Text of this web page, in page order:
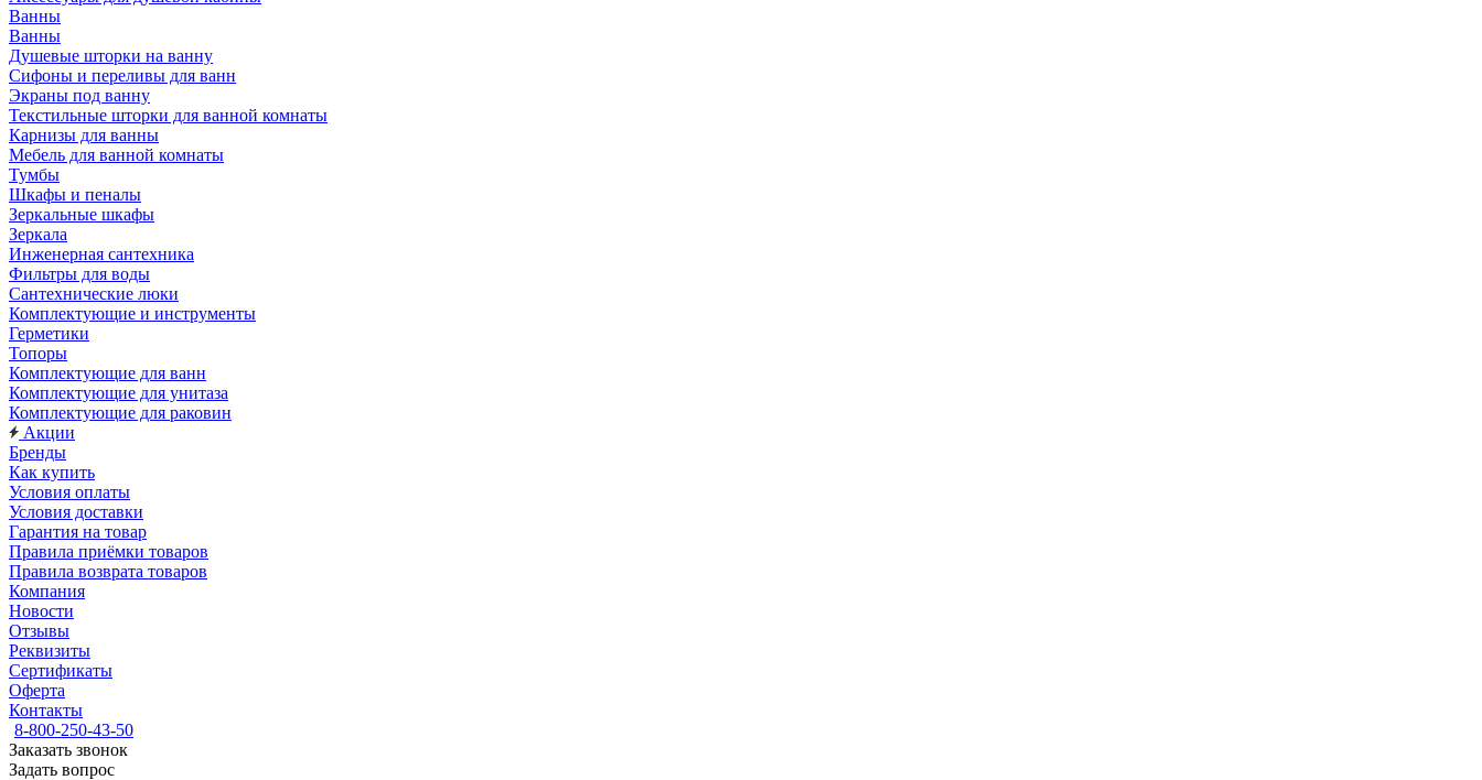
Ванны
Ванны
Душевые шторки на ванну
Сифоны и переливы для ванн
Экраны под ванну
Текстильные шторки для ванной комнаты
Карнизы для ванны
Мебель для ванной комнаты
Тумбы
Шкафы и пеналы
Зеркальные шкафы
Зеркала
Инженерная сантехника
Фильтры для воды
Сантехнические люки
Комплектующие и инструменты
Герметики
Топоры
Комплектующие для ванн
Комплектующие для унитаза
Комплектующие для раковин
Акции
Бренды
Как купить
Условия оплаты
Условия доставки
Гарантия на товар
Правила приёмки товаров
Правила возврата товаров
Компания
Новости
Отзывы
Реквизиты
Сертификаты
Оферта
Контакты
8-800-250-43-50
Заказать звонок
Задать вопрос